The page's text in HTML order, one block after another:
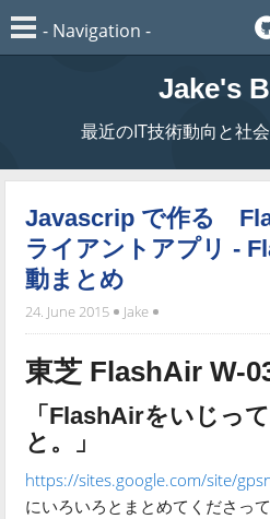
Jake's
最近のIT技術動向と社
Javascrip で作る
ライアントアプリ -
動まとめ
24. June 2015 Jake
東芝 FlashAir W-
「FlashAirをいじっ
と。」
https://sites.google.com/site/
にいろいろとまとめてくださっ